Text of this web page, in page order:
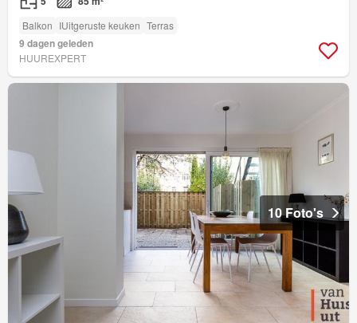
Balkon IUitgeruste keuken Terras
9 dagen geleden
HUUREXPERT
10 Foto's